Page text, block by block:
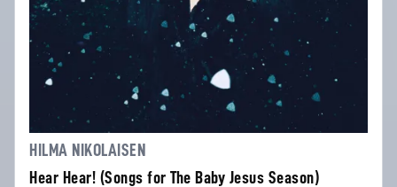
HILMA NIKOLAISEN
Hear Hear! (Songs for The Baby Jesus Season)